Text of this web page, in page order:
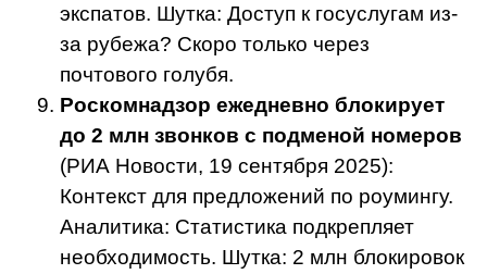
экспатов. Шутка: Доступ к госуслугам из-
за рубежа? Скоро только через
почтового голубя.
Роскомнадзор ежедневно блокирует
до 2 млн звонков с подменой номеров
(РИА Новости, 19 сентября 2025):
Контекст для предложений по роумингу.
Аналитика: Статистика подкрепляет
необходимость. Шутка: 2 млн блокировок